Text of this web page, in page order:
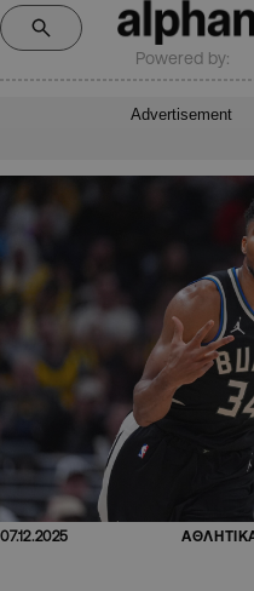
Powered by:
Advertisement
07.12.2025